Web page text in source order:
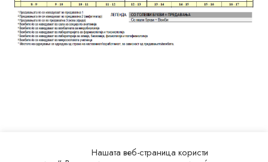
Нашата веб-страница користи